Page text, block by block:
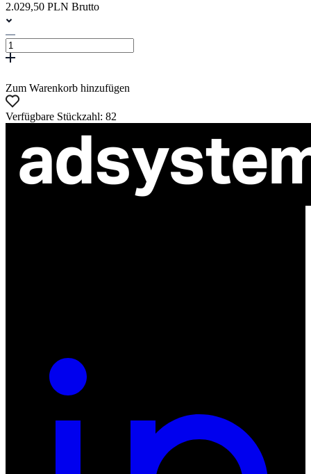
2.029,50 PLN Brutto
Zum Warenkorb hinzufügen
Verfügbare Stückzahl: 82